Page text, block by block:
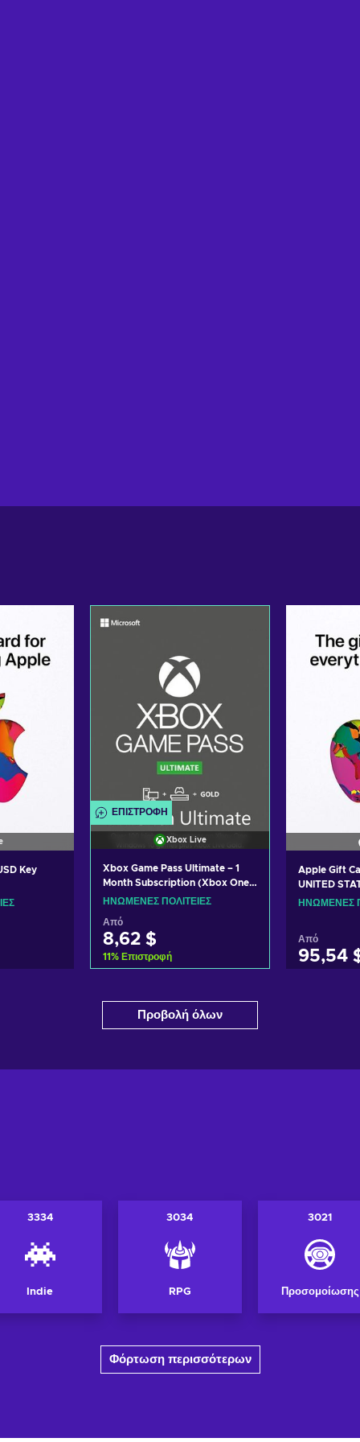
Key
ΕΠΙΣΤΡΟΦΉ
Xbox Live
Xbox Game Pass Ultimate – 1
Month Subscription (Xbox One/
Windows 10) non-stackable
ΗΝΩΜΈΝΕΣ ΠΟΛΙΤΕΊΕΣ
Από
8,62 $
11% Επιστροφή
Δείτε προσφορές
Apple Gift
UNITED
ΗΝΩΜΈΝΕΣ
Από
95,54
Προβολή όλων
3334
Indie
3034
RPG
3021
Προσομοίωσης
Φόρτωση περισσότερων